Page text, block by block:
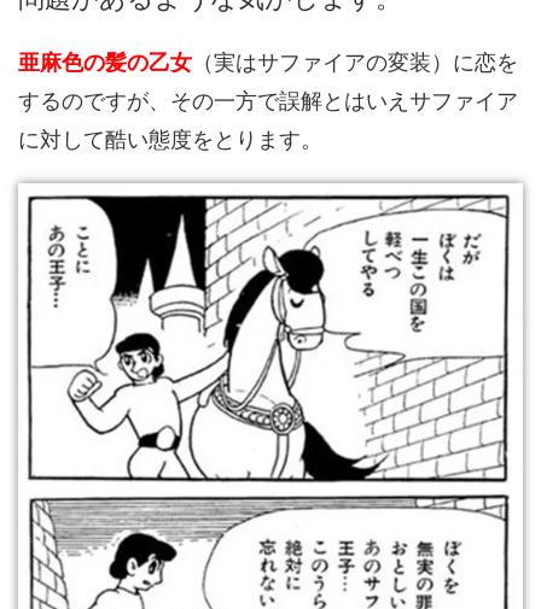
亜麻色の髪の乙女 （実はサファイアの変装）に恋を
するのですが、その一方で誤解とはいえサファイア
に対して酷い態度をとります。